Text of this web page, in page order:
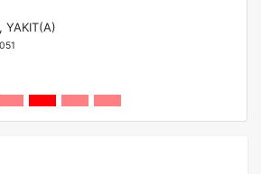
YAKIT(A)